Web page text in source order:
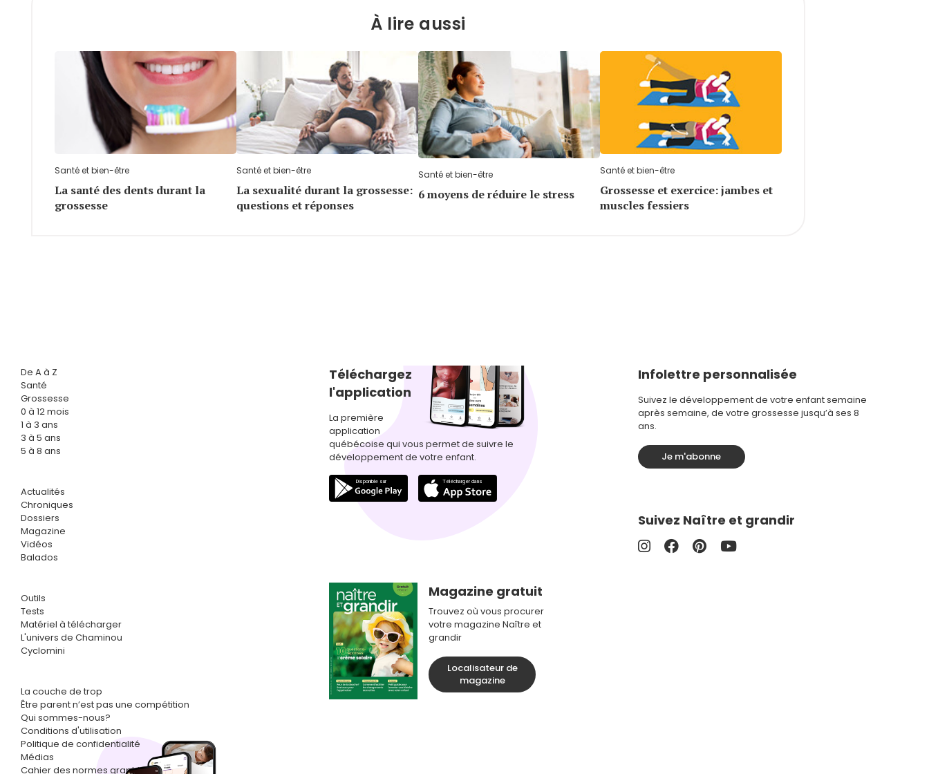
À lire aussi
Santé et bien-être
La santé des dents durant la
grossesse
Santé et bien-être
La sexualité durant la grossesse:
questions et réponses
Santé et bien-être
6 moyens de réduire le stress
Santé et bien-être
Grossesse et exercice: jambes et
muscles fessiers
De A à Z
Santé
Grossesse
0 à 12 mois
1 à 3 ans
3 à 5 ans
5 à 8 ans
Actualités
Chroniques
Dossiers
Magazine
Vidéos
Balados
Outils
Tests
Matériel à télécharger
L'univers de Chaminou
Cyclomini
La couche de trop
Être parent n’est pas une compétition
Qui sommes-nous?
Conditions d'utilisation
Politique de confidentialité
Médias
Cahier des normes graphiques
Téléchargez
l'application
La première
application
québécoise qui vous permet de suivre le
développement de votre enfant.
Magazine gratuit
Trouvez où vous procurer
votre magazine Naître et
grandir
Localisateur de
magazine
Infolettre personnalisée
Suivez le développement de votre enfant semaine
après semaine, de votre grossesse jusqu’à ses 8
ans.
Je m'abonne
Suivez Naître et grandir